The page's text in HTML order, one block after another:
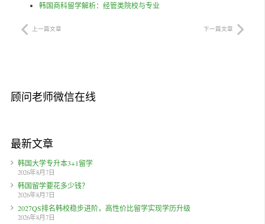
韩国商科留学解析：经管类院校与专业
上一篇文章 下一篇文章
顾问老师微信在线
最新文章
韩国大学专升本3+1留学
2026年8月7日
韩国留学要花多少钱？
2026年8月7日
2027QS排名韩校稳步进阶，高性价比留学实现学历升级
2026年8月7日